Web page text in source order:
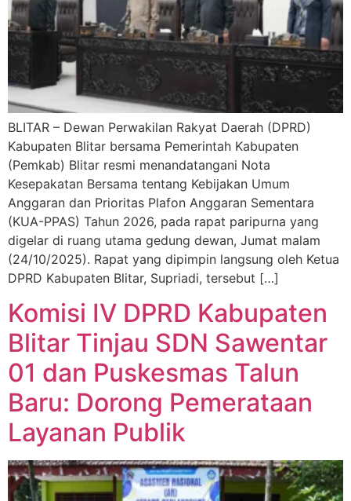
BLITAR – Dewan Perwakilan Rakyat Daerah (DPRD)
Kabupaten Blitar bersama Pemerintah Kabupaten
(Pemkab) Blitar resmi menandatangani Nota
Kesepakatan Bersama tentang Kebijakan Umum
Anggaran dan Prioritas Plafon Anggaran Sementara
(KUA-PPAS) Tahun 2026, pada rapat paripurna yang
digelar di ruang utama gedung dewan, Jumat malam
(24/10/2025). Rapat yang dipimpin langsung oleh Ketua
DPRD Kabupaten Blitar, Supriadi, tersebut […]
Komisi IV DPRD Kabupaten
Blitar Tinjau SDN Sawentar
01 dan Puskesmas Talun
Baru: Dorong Pemerataan
Layanan Publik